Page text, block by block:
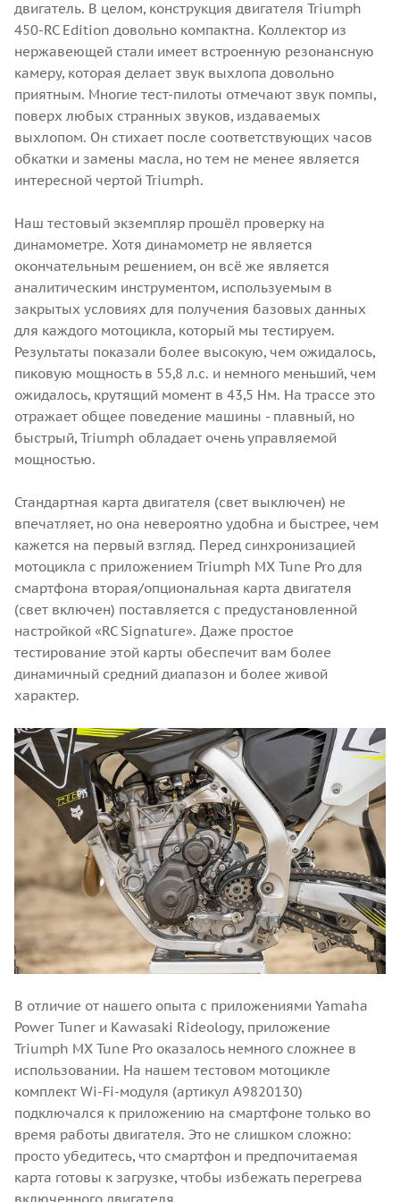
двигатель. В целом, конструкция двигателя Triumph
450-RC Edition довольно компактна. Коллектор из
нержавеющей стали имеет встроенную резонансную
камеру, которая делает звук выхлопа довольно
приятным. Многие тест-пилоты отмечают звук помпы,
поверх любых странных звуков, издаваемых
выхлопом. Он стихает после соответствующих часов
обкатки и замены масла, но тем не менее является
интересной чертой Triumph.
Наш тестовый экземпляр прошёл проверку на
динамометре. Хотя динамометр не является
окончательным решением, он всё же является
аналитическим инструментом, используемым в
закрытых условиях для получения базовых данных
для каждого мотоцикла, который мы тестируем.
Результаты показали более высокую, чем ожидалось,
пиковую мощность в 55,8 л.с. и немного меньший, чем
ожидалось, крутящий момент в 43,5 Нм. На трассе это
отражает общее поведение машины - плавный, но
быстрый, Triumph обладает очень управляемой
мощностью.
Стандартная карта двигателя (свет выключен) не
впечатляет, но она невероятно удобна и быстрее, чем
кажется на первый взгляд. Перед синхронизацией
мотоцикла с приложением Triumph MX Tune Pro для
смартфона вторая/опциональная карта двигателя
(свет включен) поставляется с предустановленной
настройкой «RC Signature». Даже простое
тестирование этой карты обеспечит вам более
динамичный средний диапазон и более живой
характер.
В отличие от нашего опыта с приложениями Yamaha
Power Tuner и Kawasaki Rideology, приложение
Triumph MX Tune Pro оказалось немного сложнее в
использовании. На нашем тестовом мотоцикле
комплект Wi-Fi-модуля (артикул A9820130)
подключался к приложению на смартфоне только во
время работы двигателя. Это не слишком сложно:
просто убедитесь, что смартфон и предпочитаемая
карта готовы к загрузке, чтобы избежать перегрева
включенного двигателя.